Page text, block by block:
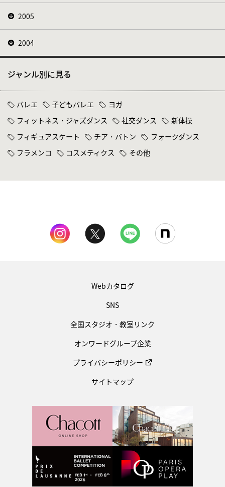
2005
2004
ジャンル別に見る
バレエ 子どもバレエ
ヨガ
フィットネス・ジャズダンス
社交ダンス
新体操
フィギュアスケート
チア・バトン
フォークダンス
フラメンコ
コスメティクス その他
Webカタログ
SNS
全国スタジオ・教室リンク
オンワードグループ企業
プライバシーポリシー
サイトマップ